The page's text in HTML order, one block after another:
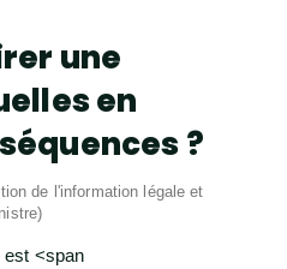
une
en
?
de l'information légale et
est <span